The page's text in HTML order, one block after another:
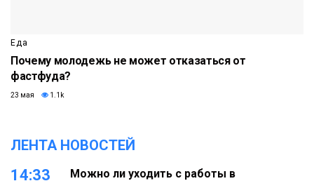
Еда
Почему молодежь не может отказаться от
фастфуда?
23 мая 1.1k
ЛЕНТА НОВОСТЕЙ
14:33
Можно ли уходить с работы в